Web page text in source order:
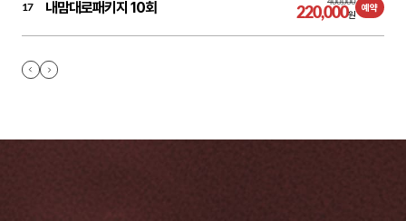
17 내맘대로패키지 10회 220,000원
예약